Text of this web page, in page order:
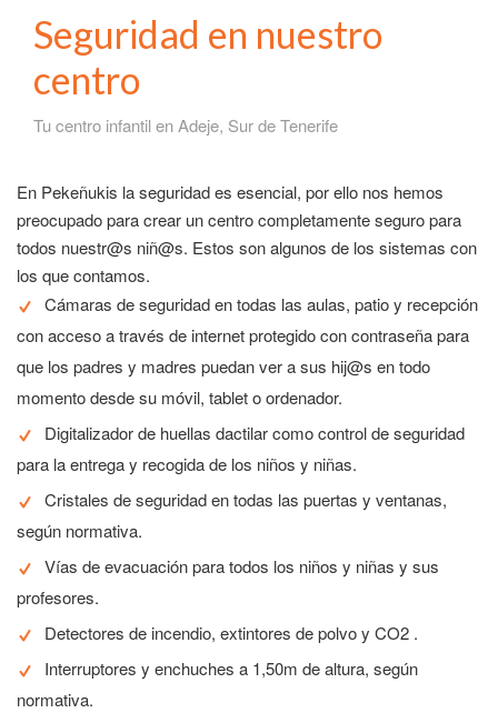
Seguridad en nuestro
centro
Tu centro infantil en Adeje, Sur de Tenerife
En Pekeñukis la seguridad es esencial, por ello nos hemos
preocupado para crear un centro completamente seguro para
todos nuestr@s niñ@s. Estos son algunos de los sistemas con
los que contamos.
Cámaras de seguridad en todas las aulas, patio y recepción
con acceso a través de internet protegido con contraseña para
que los padres y madres puedan ver a sus hij@s en todo
momento desde su móvil, tablet o ordenador.
Digitalizador de huellas dactilar como control de seguridad
para la entrega y recogida de los niños y niñas.
Cristales de seguridad en todas las puertas y ventanas,
según normativa.
Vías de evacuación para todos los niños y niñas y sus
profesores.
Detectores de incendio, extintores de polvo y CO2 .
Interruptores y enchuches a 1,50m de altura, según
normativa.